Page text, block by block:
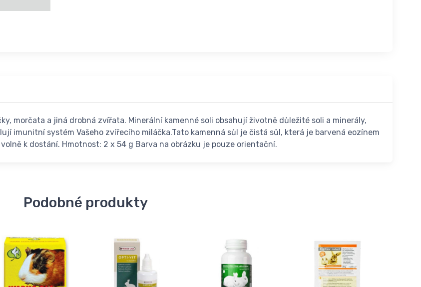
morčata a jiná drobná zvířata. Minerální kamenné soli obsahují životně důležité soli a minerály,
imunitní systém Vašeho zvířecího miláčka.Tato kamenná sůl je čistá sůl, která je barvená eozínem
k dostání. Hmotnost: 2 x 54 g Barva na obrázku je pouze orientační.
Podobné produkty